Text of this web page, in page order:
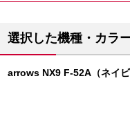
選択した機種・カラ
arrows NX9 F-52A（ネイビ